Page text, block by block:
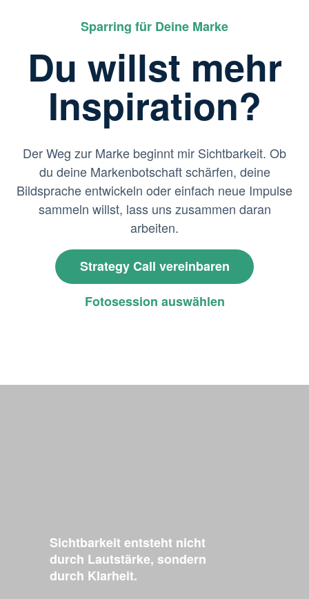
Sparring für Deine Marke
Du willst mehr
Inspiration?
Der Weg zur Marke beginnt mir Sichtbarkeit. Ob
du deine Markenbotschaft schärfen, deine
Bildsprache entwickeln oder einfach neue Impulse
sammeln willst, lass uns zusammen daran
arbeiten.
Strategy Call vereinbaren
Fotosession auswählen
Sichtbarkeit entsteht nicht
durch Lautstärke, sondern
durch Klarheit.